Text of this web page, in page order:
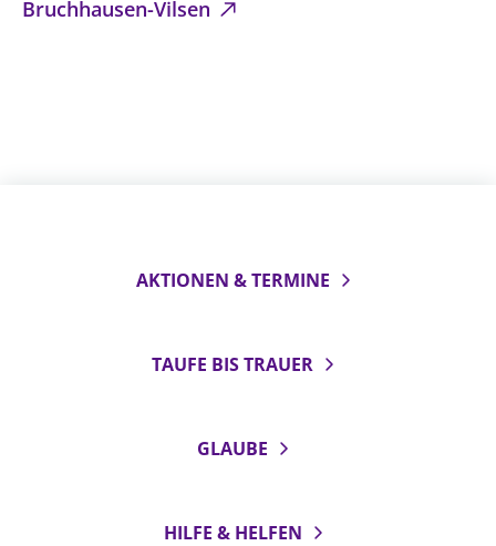
Bruchhausen-Vilsen
AKTIONEN & TERMINE
TAUFE BIS TRAUER
GLAUBE
HILFE & HELFEN